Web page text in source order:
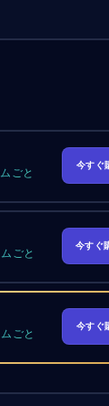
ごと
今すぐ
ごと
今すぐ
ごと
今すぐ